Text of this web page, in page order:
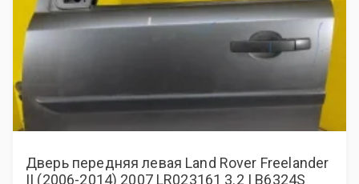
Дверь передняя левая Land Rover Freelander
II (2006-2014) 2007 LR023161 3.2 I B6324S